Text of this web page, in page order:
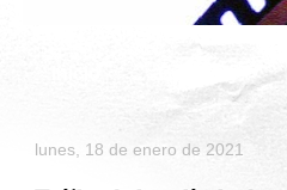
lunes, 18 de enero de 2021